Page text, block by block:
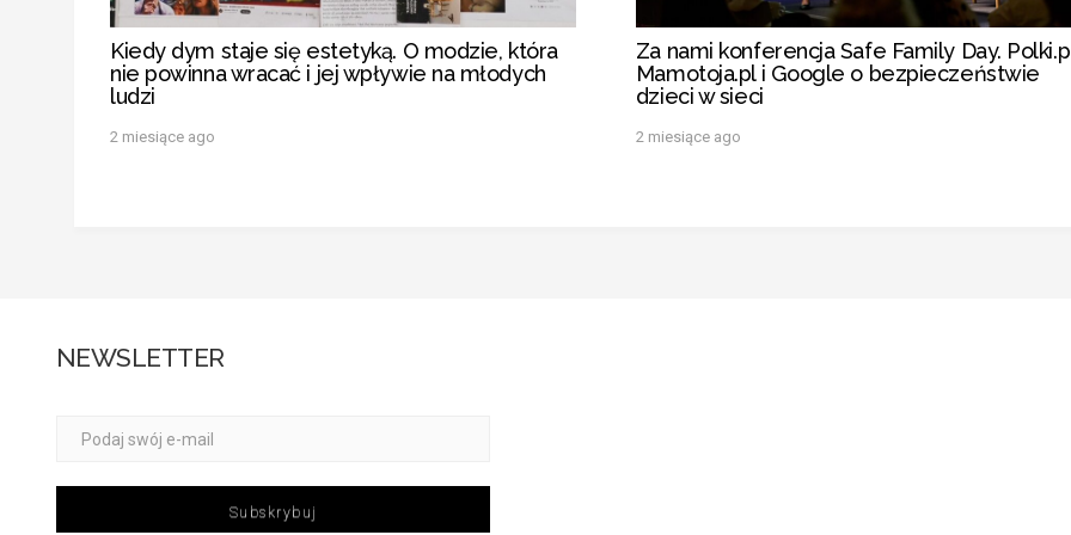
Kiedy dym staje się estetyką. O modzie, która
nie powinna wracać i jej wpływie na młodych
ludzi
2 miesiące ago
Za nami konferencja Safe Family Day.
Mamotoja.pl i Google o bezpieczeństwie
dzieci w sieci
2 miesiące ago
NEWSLETTER
Subskrybuj